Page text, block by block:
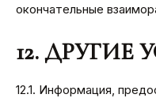
окончательные
12. ДРУГИЕ
12.1. Информация,